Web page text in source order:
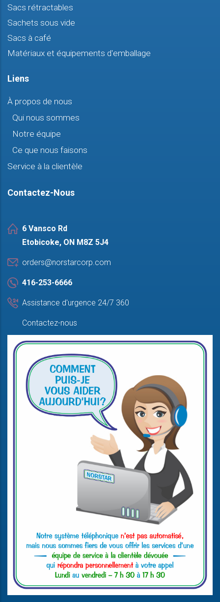
Sacs rétractables
Sachets sous vide
Sacs à café
Matériaux et équipements d'emballage
Liens
À propos de nous
Qui nous sommes
Notre équipe
Ce que nous faisons
Service à la clientèle
Contactez-Nous
6 Vansco Rd
Etobicoke, ON M8Z 5J4
orders@norstarcorp.com
416-253-6666
Assistance d'urgence 24/7 360
Contactez-nous